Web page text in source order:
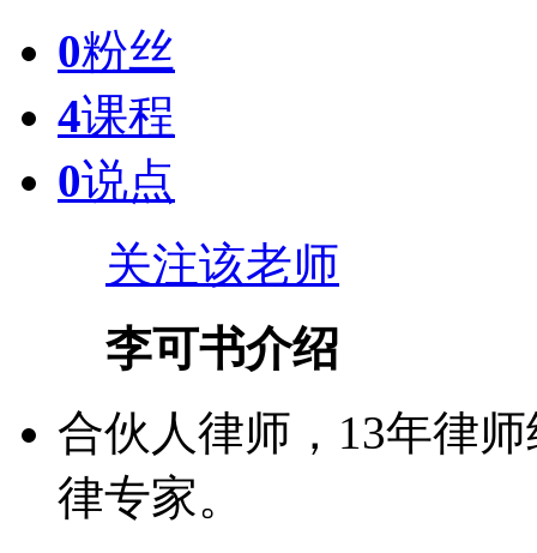
0粉丝
4课程
0说点
关注该老师
李可书介绍
合伙人律师，13年律
律专家。